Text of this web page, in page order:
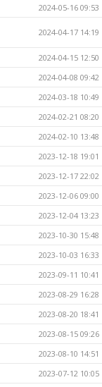
2024-05-16 09:53
2024-04-17 14:19
2024-04-15 12:50
2024-04-08 09:42
2024-03-18 10:49
2024-02-21 08:20
2024-02-10 13:48
2023-12-18 19:01
2023-12-17 22:02
2023-12-06 09:00
2023-12-04 13:23
2023-10-30 15:48
2023-10-03 16:33
2023-09-11 10:41
2023-08-29 16:28
2023-08-20 18:41
2023-08-15 09:26
2023-08-10 14:51
2023-07-12 10:05